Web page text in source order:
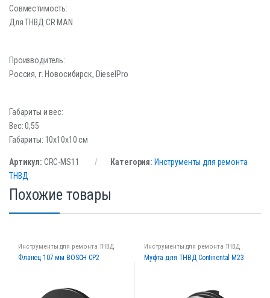
Совместимость:
Для ТНВД CR MAN
Производитель:
Россия, г. Новосибирск, DieselPro
Габариты и вес:
Вес: 0,55
Габариты: 10x10x10 см
Артикул: CRC-MS11 Категория: Инструменты для ремонта
ТНВД
Похожие товары
Инструменты для ремонта ТНВД
Фланец 107 мм BOSCH CP2
Инструменты для ремонта ТНВД
Муфта для ТНВД Continental M23